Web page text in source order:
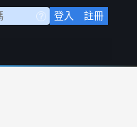
登入 註冊